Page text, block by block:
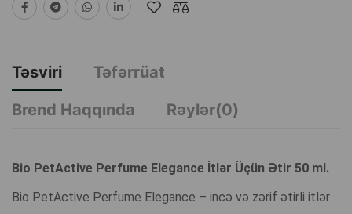
Təsviri
Təfərrüat
Brend Haqqında
Rəylər(0)
Bio PetActive Perfume Elegance İtlər Üçün Ətir 50 ml.
Bio PetActive Perfume Elegance – incə və zərif ətirli itlər